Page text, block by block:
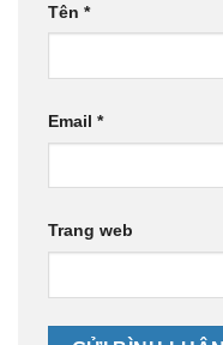
Tên *
Email *
Trang web